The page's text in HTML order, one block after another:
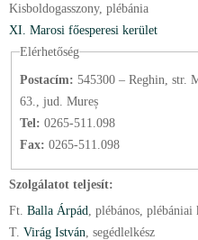
Kisboldogasszony, plébánia
XI. Marosi főesperesi kerület
Elérhetőség
Postacím: 545300 – Reghin, str.
63., jud. Mureș
Tel: 0265-511.098
Fax: 0265-511.098
Szolgálatot teljesít:
Ft. Balla Árpád , plébános ,
T. Virág István , segédlelkész